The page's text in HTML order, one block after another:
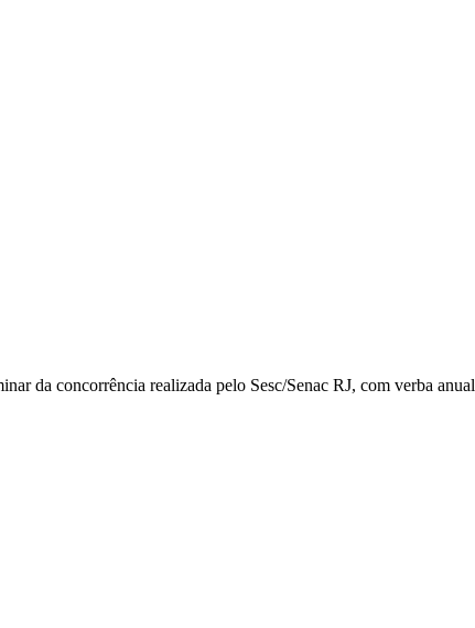
da concorrência realizada pelo Sesc/Senac RJ, com verba anual